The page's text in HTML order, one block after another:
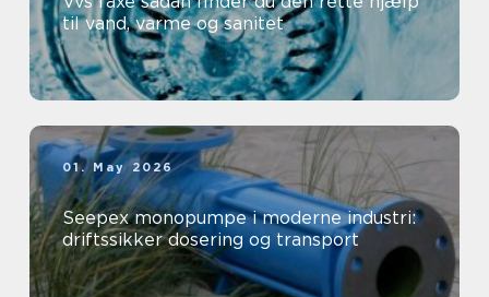
til vand, varme og sanitet
01. May 2026
Seepex monopumpe i moderne industri:
driftssikker dosering og transport